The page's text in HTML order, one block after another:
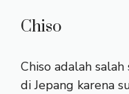
Chiso
Chiso adalah
di Jepang karena